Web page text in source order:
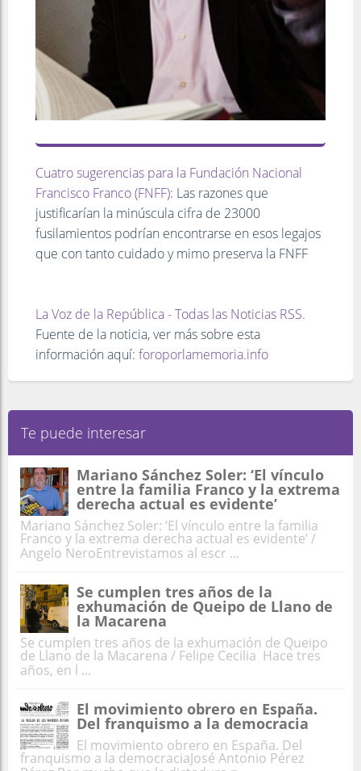
Cuatro sugerencias para la Fundación Nacional
Francisco Franco (FNFF): Las razones que
justificarían la minúscula cifra de 23000
fusilamientos podrían encontrarse en esos legajos
que con tanto cuidado y mimo preserva la FNFF
La Voz de la República - Todas las Noticias RSS.
Fuente de la noticia, ver más sobre esta
información aquí: foroporlamemoria.info
Te puede interesar
Mariano Sánchez Soler: ‘El vínculo
entre la familia Franco y la extrema
derecha actual es evidente’
Mariano Sánchez Soler: ‘El vínculo entre la familia
Franco y la extrema derecha actual es evidente’ /
Angelo NeroEntrevistamos al escr ...
Se cumplen tres años de la
exhumación de Queipo de Llano de
la Macarena
Se cumplen tres años de la exhumación de Queipo
de Llano de la Macarena / Felipe Cecilia Hace tres
años, en l ...
El movimiento obrero en España.
Del franquismo a la democracia
El movimiento obrero en España. Del
franquismo a la democraciaJosé Antonio Pérez